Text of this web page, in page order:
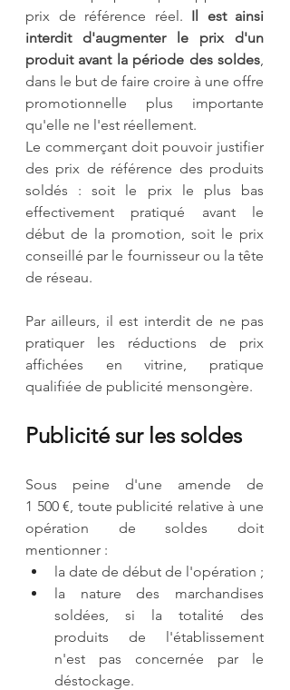
prix de référence réel. Il est ainsi
interdit d'augmenter le prix d'un
produit avant la période des soldes,
dans le but de faire croire à une offre
promotionnelle plus importante
qu'elle ne l'est réellement.
Le commerçant doit pouvoir justifier
des prix de référence des produits
soldés : soit le prix le plus bas
effectivement pratiqué avant le
début de la promotion, soit le prix
conseillé par le fournisseur ou la tête
de réseau.
Par ailleurs, il est interdit de ne pas
pratiquer les réductions de prix
affichées en vitrine, pratique
qualifiée de publicité mensongère.
Publicité sur les soldes
Sous peine d'une amende de
1 500 €, toute publicité relative à une
opération de soldes doit
mentionner :
la date de début de l'opération ;
la nature des marchandises
soldées, si la totalité des
produits de l'établissement
n'est pas concernée par le
déstockage.